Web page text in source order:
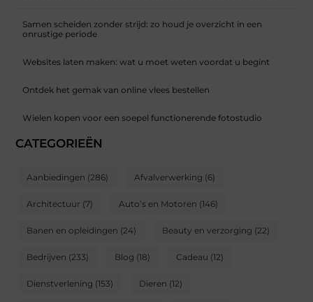
Samen scheiden zonder strijd: zo houd je overzicht in een
onrustige periode
Websites laten maken: wat u moet weten voordat u begint
Ontdek het gemak van online vlees bestellen
Wielen kopen voor een soepel functionerende fotostudio
CATEGORIEËN
Aanbiedingen (286) Afvalverwerking (6)
Architectuur (7) Auto’s en Motoren (146)
Banen en opleidingen (24) Beauty en verzorging (22)
Bedrijven (233) Blog (18) Cadeau (12)
Dienstverlening (153) Dieren (12)